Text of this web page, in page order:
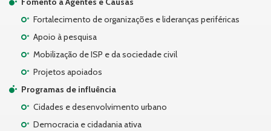
Fortalecimento de organizações e lideranças periféricas
Apoio à pesquisa
Mobilização de ISP e da sociedade civil
Projetos apoiados
Programas de influência
Cidades e desenvolvimento urbano
Democracia e cidadania ativa